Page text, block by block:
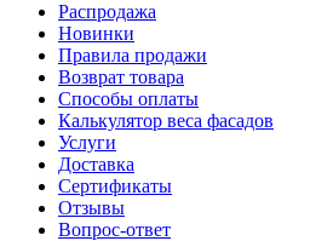
Распродажа
Новинки
Правила продажи
Возврат товара
Способы оплаты
Калькулятор веса фасадов
Услуги
Доставка
Сертификаты
Отзывы
Вопрос-ответ